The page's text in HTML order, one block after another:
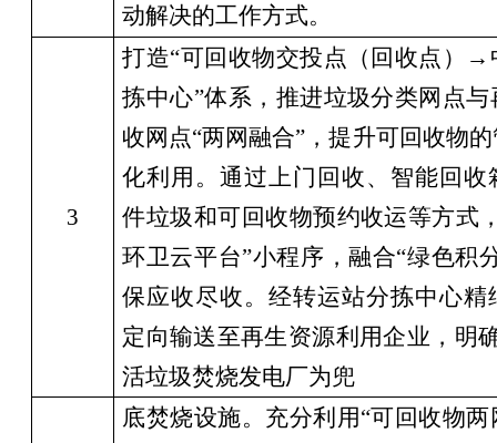
动解决的工作方式。
3
打造“可回收物交投点（回收点） →
拣中心”体系，推进垃圾分类网点与
收网点“两网融合” ，提升可回收物
化利用。通过上门回收、智能回收
件垃圾和可回收物预约收运等方式
环卫云平台”小程序，融合“绿色积
保应收尽收。经转运站分拣中心精
定向输送至再生资源利用企业，明
活垃圾焚烧发电厂为兜
底焚烧设施。充分利用“可回收物两